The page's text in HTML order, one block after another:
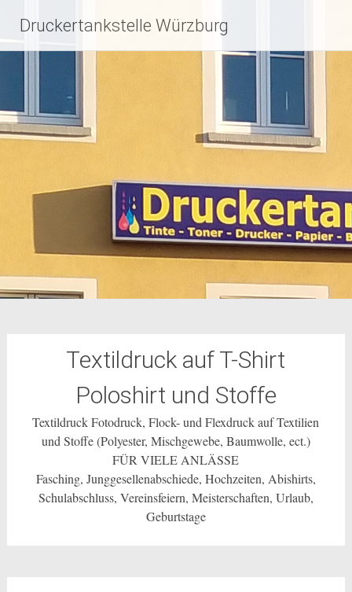
InhaltDruckertankstelle Würzburg
Textildruck auf T-Shirt
Poloshirt und Stoffe
Textildruck Fotodruck, Flock- und Flexdruck auf Textilien
und Stoffe (Polyester, Mischgewebe, Baumwolle, ect.)
FÜR VIELE ANLÄSSE
Fasching, Junggesellenabschiede, Hochzeiten, Abishirts,
Schulabschluss, Vereinsfeiern, Meisterschaften, Urlaub,
Geburtstage